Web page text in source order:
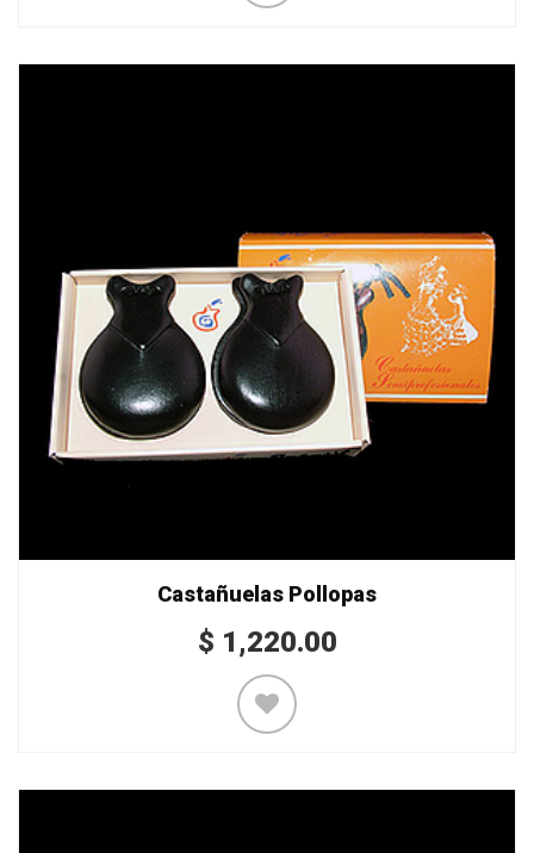
Castañuelas Pollopas
$ 1,220.00